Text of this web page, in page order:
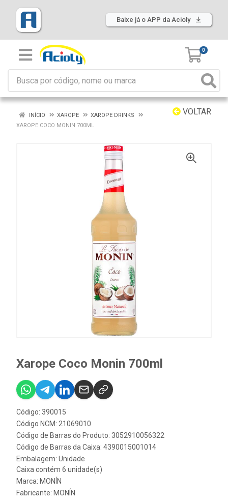
Baixe já o APP da Acioly
0
VOLTAR
INÍCIO XAROPE
XAROPE DRINKS
XAROPE COCO MONIN 700ML
Xarope Coco Monin 700ml
Código: 390015
Código NCM: 21069010
Código de Barras do Produto: 3052910056322
Código de Barras da Caixa: 4390015001014
Embalagem: Unidade
Caixa contém 6 unidade(s)
Marca: MONÍN
Fabricante: MONÍN